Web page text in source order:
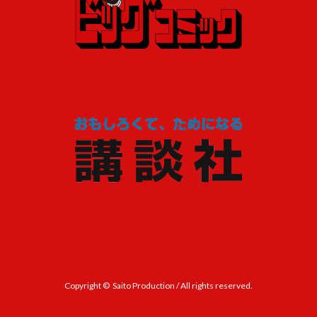
Copyright © Saito Production / All rights reserved.